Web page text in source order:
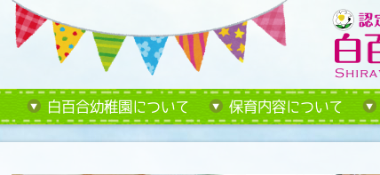
白百合幼稚園について 保育内容について